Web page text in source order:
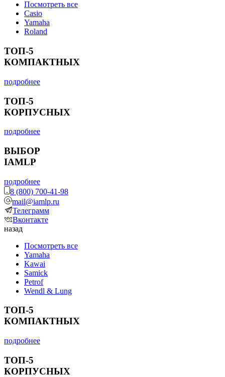
Посмотреть все
Casio
Yamaha
Roland
ТОП-5
КОМПАКТНЫХ
подробнее
ТОП-5
КОРПУСНЫХ
подробнее
ВЫБОР
IAMLP
подробнее
8 (800) 700-41-98
mail@iamlp.ru
Телеграмм
Вконтакте
назад
Посмотреть все
Yamaha
Kawai
Samick
Petrof
Wendl & Lung
ТОП-5
КОМПАКТНЫХ
подробнее
ТОП-5
КОРПУСНЫХ